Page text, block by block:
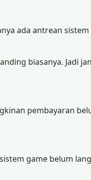
ada antrean sistem
biasanya. Jadi
pembayaran
game belum